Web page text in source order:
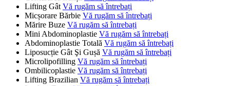
Lifting Gât Vă rugăm să întrebați
Micșorare Bărbie Vă rugăm să întrebați
Mărire Buze Vă rugăm să întrebați
Mini Abdominoplastie Vă rugăm să întrebați
Abdominoplastie Totală Vă rugăm să întrebați
Liposucție Gât Şi Gușă Vă rugăm să întrebați
Microlipofilling Vă rugăm să întrebați
Ombilicoplastie Vă rugăm să întrebați
Lifting Brazilian Vă rugăm să întrebați